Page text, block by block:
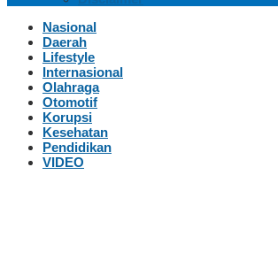
Nasional
Daerah
Lifestyle
Internasional
Olahraga
Otomotif
Korupsi
Kesehatan
Pendidikan
VIDEO